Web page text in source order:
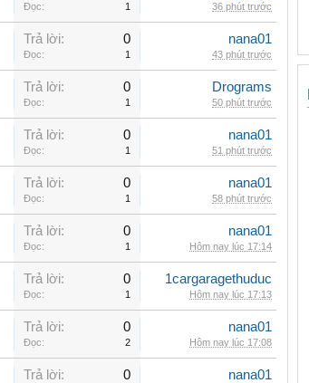
Đọc: 1 36 phút trước
Trả lời: 0
Đọc: 1
nana01
43 phút trước
Trả lời: 0
Đọc: 1
Drograms
50 phút trước
Trả lời: 0
Đọc: 1
nana01
51 phút trước
Trả lời: 0
Đọc: 1
nana01
58 phút trước
Trả lời: 0
Đọc: 1
nana01
Hôm nay lúc 17:14
Trả lời: 0
Đọc: 1
1cargaragethuduc
Hôm nay lúc 17:13
Trả lời: 0
Đọc: 2
nana01
Hôm nay lúc 17:08
Trả lời: 0 nana01